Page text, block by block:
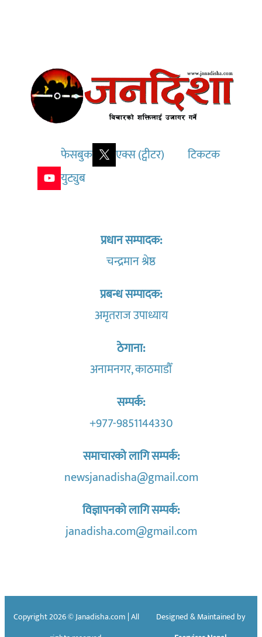
फेसबुक एक्स (ट्वीटर)
टिकटक
युट्युब
प्रधान सम्पादक:
चन्द्रमान श्रेष्ठ
प्रबन्ध सम्पादक:
अमृतराज उपाध्याय
ठेगाना:
अनामनगर, काठमाडौँ
सम्पर्क:
+977-9851144330
समाचारको लागि सम्पर्क:
newsjanadisha@gmail.com
विज्ञापनको लागि सम्पर्क:
janadisha.com@gmail.com
Copyright 2026 © Janadisha.com | All
Designed & Maintained by